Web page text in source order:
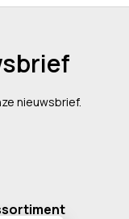
nieuwsbrief.